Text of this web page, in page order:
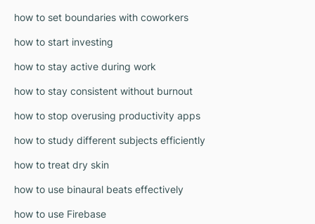
how to set boundaries with coworkers
how to start investing
how to stay active during work
how to stay consistent without burnout
how to stop overusing productivity apps
how to study different subjects efficiently
how to treat dry skin
how to use binaural beats effectively
how to use Firebase